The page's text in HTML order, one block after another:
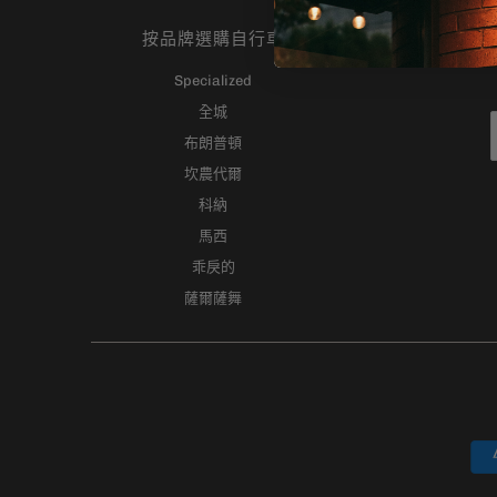
按品牌選購自行車
Specialized
全城
布朗普頓
坎農代爾
科納
馬西
乖戾的
薩爾薩舞